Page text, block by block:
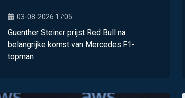
03-08-2026 17:05
Guenther Steiner prijst Red Bull na
belangrijke komst van Mercedes F1-
topman